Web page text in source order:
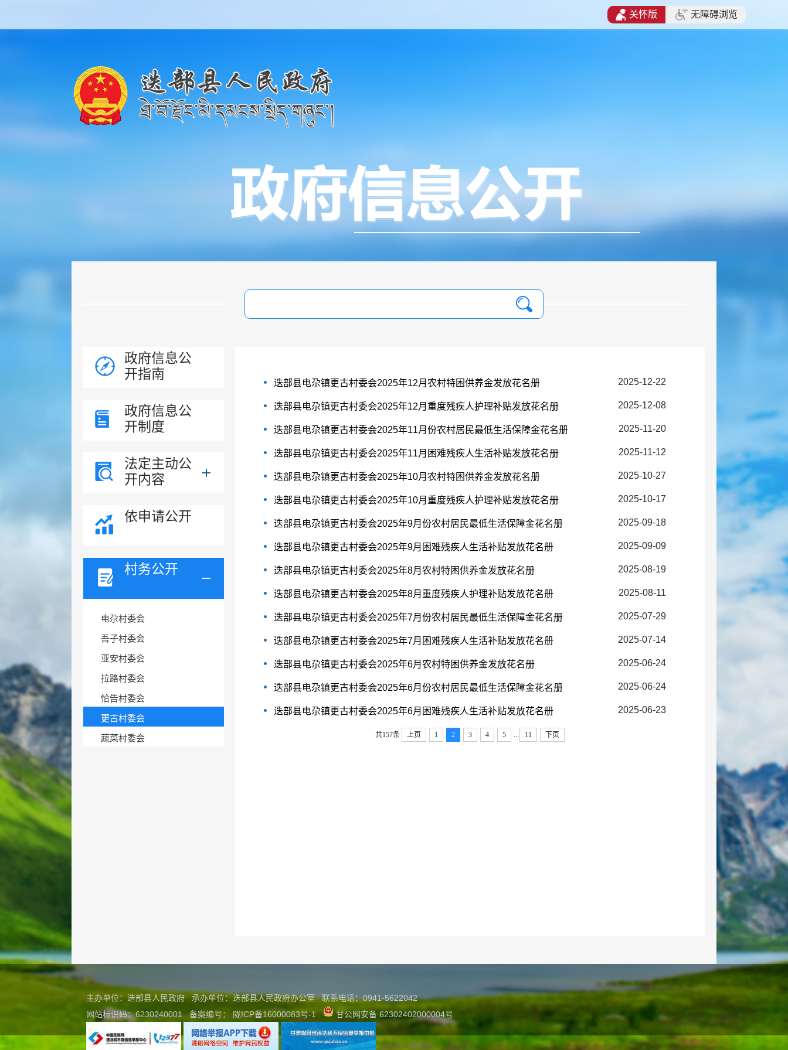
关怀版 无障碍浏览
政府信息公
开指南
政府信息公
开制度
法定主动公
开内容
依申请公开
村务公开
电尕村委会
吾子村委会
亚安村委会
拉路村委会
恰告村委会
更古村委会
蔬菜村委会
迭部县电尕镇更古村委会2025年12月农村特困供养金发放花名册 2025-12-22
迭部县电尕镇更古村委会2025年12月重度残疾人护理补贴发放花名册 2025-12-08
迭部县电尕镇更古村委会2025年11月份农村居民最低生活保障金花名册 2025-11-20
迭部县电尕镇更古村委会2025年11月困难残疾人生活补贴发放花名册 2025-11-12
迭部县电尕镇更古村委会2025年10月农村特困供养金发放花名册 2025-10-27
迭部县电尕镇更古村委会2025年10月重度残疾人护理补贴发放花名册 2025-10-17
迭部县电尕镇更古村委会2025年9月份农村居民最低生活保障金花名册 2025-09-18
迭部县电尕镇更古村委会2025年9月困难残疾人生活补贴发放花名册 2025-09-09
迭部县电尕镇更古村委会2025年8月农村特困供养金发放花名册 2025-08-19
迭部县电尕镇更古村委会2025年8月重度残疾人护理补贴发放花名册 2025-08-11
迭部县电尕镇更古村委会2025年7月份农村居民最低生活保障金花名册 2025-07-29
迭部县电尕镇更古村委会2025年7月困难残疾人生活补贴发放花名册 2025-07-14
迭部县电尕镇更古村委会2025年6月农村特困供养金发放花名册 2025-06-24
迭部县电尕镇更古村委会2025年6月份农村居民最低生活保障金花名册 2025-06-24
迭部县电尕镇更古村委会2025年6月困难残疾人生活补贴发放花名册 2025-06-23
共157条 上页 1 2 3 4 5 11 下页
主办单位：迭部县人民政府 承办单位：迭部县人民政府办公室联系电话：0941-5622042
网站标识码：6230240001
备案编号： 陇ICP备16000083号-1 甘公网安备 62302402000004号